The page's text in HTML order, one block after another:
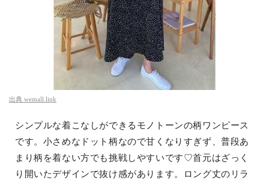
出典 wemall.link
シンプルな着こなしができるモノトーンの柄ワンピース
です。小さめなドット柄なので甘くなりすぎず、普段あ
まり柄を着ない方でも挑戦しやすいです♡首元はざっく
り開いたデザインで抜け感があります。ロング丈のリラ